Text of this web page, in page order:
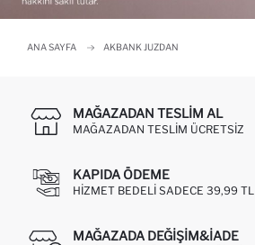
ANA SAYFA AKBANK JUZDAN
MAĞAZADAN TESLIM AL
MAĞAZADAN TESLIM ÜCRETSIZ
KAPIDA ÖDEME
HIZMET BEDELI SADECE 39,99 TL
MAĞAZADA DEĞIŞIM&İADE